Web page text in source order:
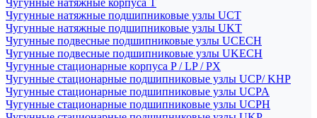
Чугунные натяжные корпуса T
Чугунные натяжные подшипниковые узлы UCT
Чугунные натяжные подшипниковые узлы UKT
Чугунные подвесные подшипниковые узлы UCECH
Чугунные подвесные подшипниковые узлы UKECH
Чугунные стационарные корпуса P / LP / PX
Чугунные стационарные подшипниковые узлы UCP/ KHP
Чугунные стационарные подшипниковые узлы UCPA
Чугунные стационарные подшипниковые узлы UCPH